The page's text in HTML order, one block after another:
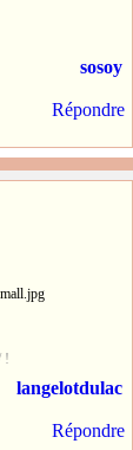
sosoy
Répondre
!
langelotdulac
Répondre